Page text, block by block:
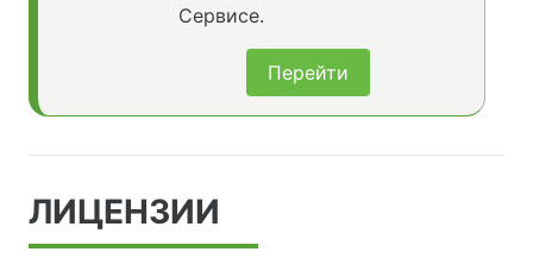
Сервисе.
Перейти
ЛИЦЕНЗИИ